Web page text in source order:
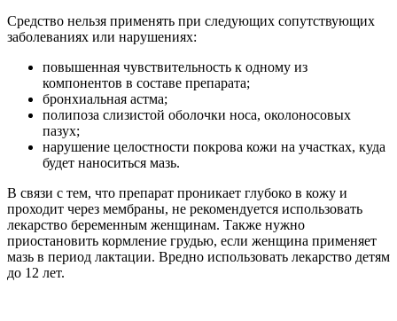
Средство нельзя применять при следующих сопутствующих
заболеваниях или нарушениях:
повышенная чувствительность к одному из
компонентов в составе препарата;
бронхиальная астма;
полипоза слизистой оболочки носа, околоносовых
пазух;
нарушение целостности покрова кожи на участках, куда
будет наноситься мазь.
В связи с тем, что препарат проникает глубоко в кожу и
проходит через мембраны, не рекомендуется использовать
лекарство беременным женщинам. Также нужно
приостановить кормление грудью, если женщина применяет
мазь в период лактации. Вредно использовать лекарство детям
до 12 лет.